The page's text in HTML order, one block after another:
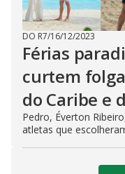
DO R7/16/12/2023
Férias
curtem
do Caribe e
Pedro, Éverton
atletas que